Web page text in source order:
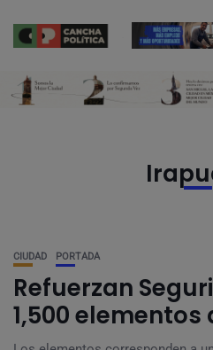
CIUDAD PORTADA
Refuerzan
1,500